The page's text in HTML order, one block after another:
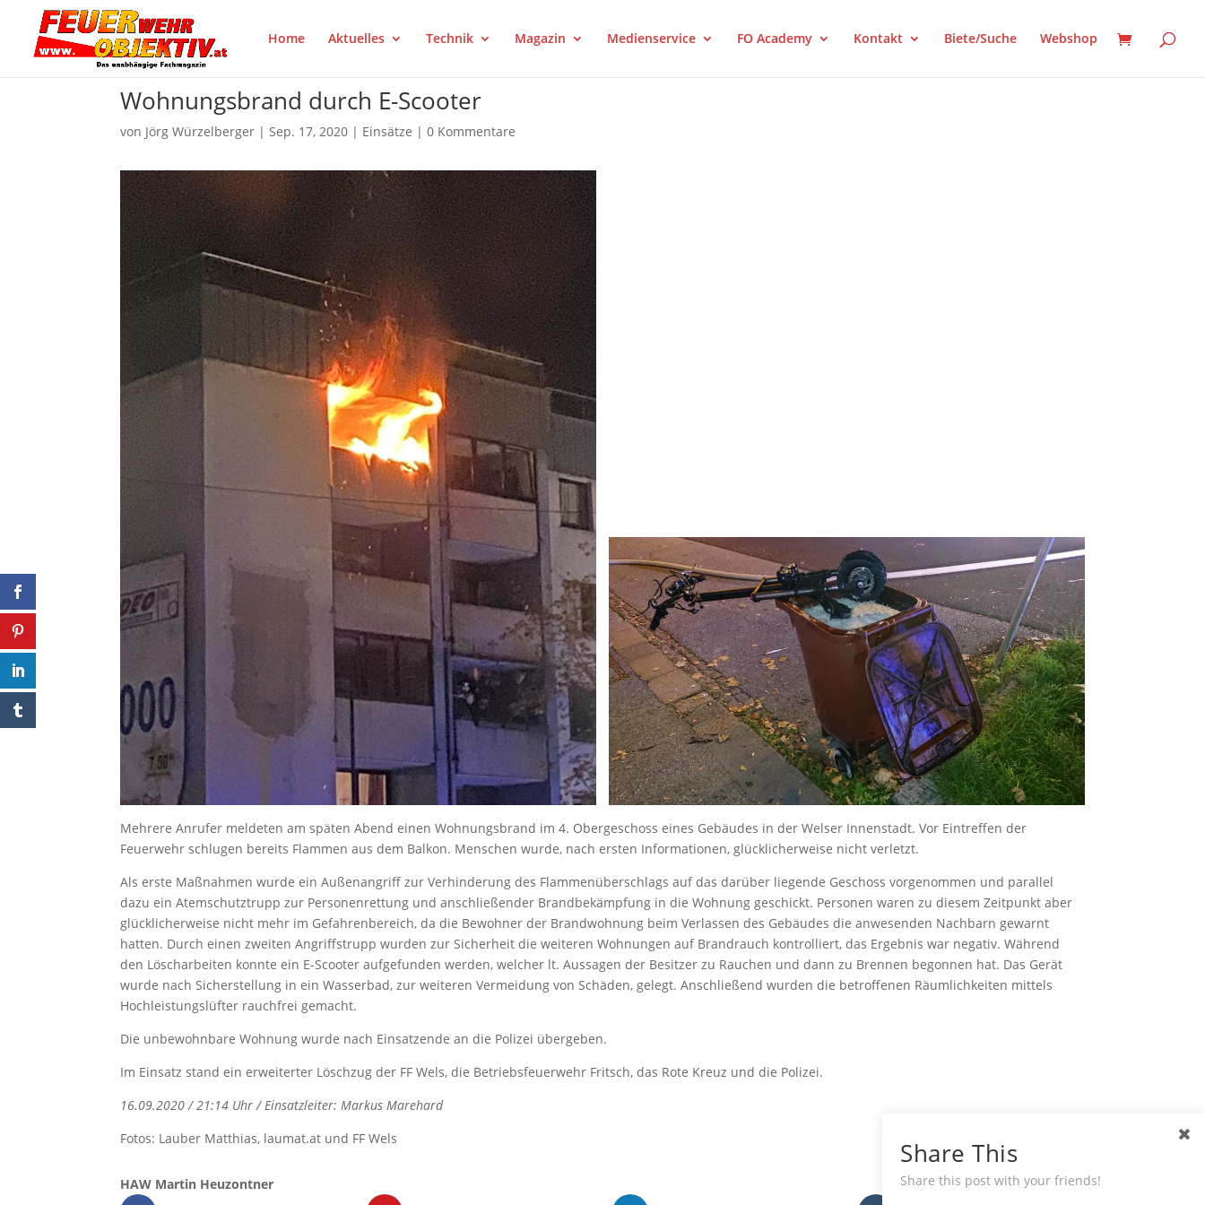
Home Aktuelles Technik Magazin Medienservice FO Academy Kontakt Biete/Suche Webshop
Wohnungsbrand durch E-Scooter
von Jörg Würzelberger |Sep. 17, 2020 | Einsätze |0 Kommentare
auf facebook teilen Pinterest LinkedIn
Tumblr
auf facebook teilen Pinterest LinkedIn
Tumblr
Mehrere Anrufer meldeten am späten Abend einen Wohnungsbrand im 4. Obergeschoss eines Gebäudes in der Welser Innenstadt. Vor Eintreffen der
Feuerwehr schlugen bereits Flammen aus dem Balkon. Menschen wurde, nach ersten Informationen, glücklicherweise nicht verletzt.
Als erste Maßnahmen wurde ein Außenangriff zur Verhinderung des Flammenüberschlags auf das darüber liegende Geschoss vorgenommen und parallel
dazu ein Atemschutztrupp zur Personenrettung und anschließender Brandbekämpfung in die Wohnung geschickt. Personen waren zu diesem Zeitpunkt aber
glücklicherweise nicht mehr im Gefahrenbereich, da die Bewohner der Brandwohnung beim Verlassen des Gebäudes die anwesenden Nachbarn gewarnt
hatten. Durch einen zweiten Angriffstrupp wurden zur Sicherheit die weiteren Wohnungen auf Brandrauch kontrolliert, das Ergebnis war negativ. Während
den Löscharbeiten konnte ein E-Scooter aufgefunden werden, welcher lt. Aussagen der Besitzer zu Rauchen und dann zu Brennen begonnen hat. Das Gerät
wurde nach Sicherstellung in ein Wasserbad, zur weiteren Vermeidung von Schäden, gelegt. Anschließend wurden die betroffenen Räumlichkeiten mittels
Hochleistungslüfter rauchfrei gemacht.
Die unbewohnbare Wohnung wurde nach Einsatzende an die Polizei übergeben.
Im Einsatz stand ein erweiterter Löschzug der FF Wels, die Betriebsfeuerwehr Fritsch, das Rote Kreuz und die Polizei.
16.09.2020 / 21:14 Uhr / Einsatzleiter: Markus Marehard
Fotos: Lauber Matthias, laumat.at und FF Wels
HAW Martin Heuzontner
Share This
Share this post with your friends!